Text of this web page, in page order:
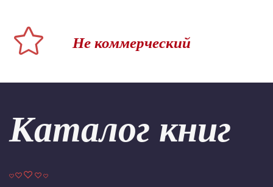
Не коммерческий
Каталог книг